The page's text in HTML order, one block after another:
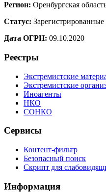
Регион: Оренбургская
Статус: Зарегистрированные
Дата ОГРН: 09.10.2020
Реестры
Экстремистские
Экстремистские
Иноагенты
НКО
СОНКО
Сервисы
Контент-фильтр
Безопасный поиск
Скрипт для
Информация